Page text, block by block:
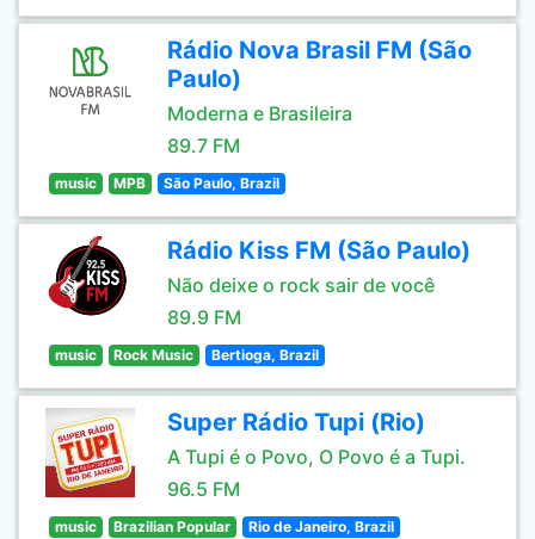
Rádio Nova Brasil FM (São
Paulo)
Moderna e Brasileira
89.7 FM
music MPB São Paulo, Brazil
Rádio Kiss FM (São Paulo)
Não deixe o rock sair de você
89.9 FM
music Rock Music Bertioga, Brazil
Super Rádio Tupi (Rio)
A Tupi é o Povo, O Povo é a Tupi.
96.5 FM
music Brazilian Popular Rio de Janeiro, Brazil